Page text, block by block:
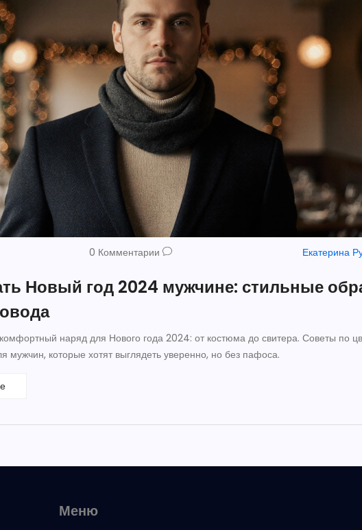
0 Комментарии Екатерина
Новый год 2024 мужчине: стильные
наряд для Нового года 2024: от костюма до свитера. Советы по
мужчин, которые хотят выглядеть уверенно, но без пафоса.
Меню